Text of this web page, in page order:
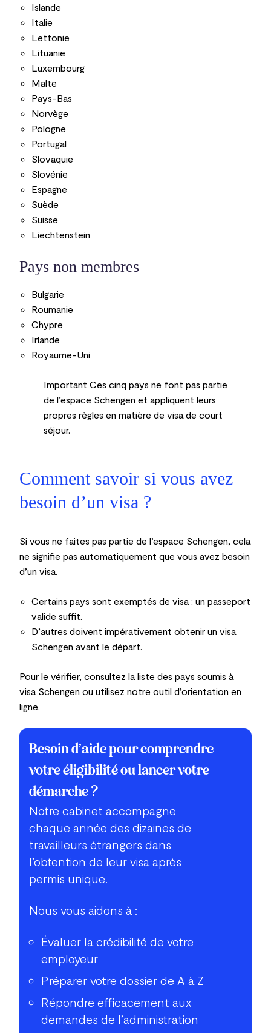
Islande
Italie
Lettonie
Lituanie
Luxembourg
Malte
Pays-Bas
Norvège
Pologne
Portugal
Slovaquie
Slovénie
Espagne
Suède
Suisse
Liechtenstein
Pays non membres
Bulgarie
Roumanie
Chypre
Irlande
Royaume-Uni
Important Ces cinq pays ne font pas partie
de l’espace Schengen et appliquent leurs
propres règles en matière de visa de court
séjour.
Comment savoir si vous avez
besoin d’un visa ?
Si vous ne faites pas partie de l’espace Schengen, cela
ne signifie pas automatiquement que vous avez besoin
d’un visa.
Certains pays sont exemptés de visa : un passeport
valide suffit.
D’autres doivent impérativement obtenir un visa
Schengen avant le départ.
Pour le vérifier, consultez la liste des pays soumis à
visa Schengen ou utilisez notre outil d’orientation en
ligne.
Besoin d’aide pour comprendre
votre éligibilité ou lancer votre
démarche ?
Notre cabinet accompagne
chaque année des dizaines de
travailleurs étrangers dans
l’obtention de leur visa après
permis unique.
Nous vous aidons à :
Évaluer la crédibilité de votre
employeur
Préparer votre dossier de A à Z
Répondre efficacement aux
demandes de l’administration